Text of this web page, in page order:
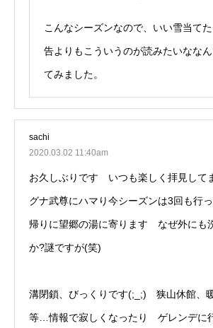
こんなシーズンなので、いい雪当て
告よりもこういうのが読みたいなな
てみました。
sachi
2020.03.02 11:40am
お久しぶりです いつも楽しく拝見し
グナ武尊にハマり今シーズンは3回も行
帰りに望郷の湯に寄ります なぜ外にも
か?謎ですが(笑)
溝閉鎖、びっくりです(;_;) 狭山休館、
等…情報で寂しくなったり ゲレンデに